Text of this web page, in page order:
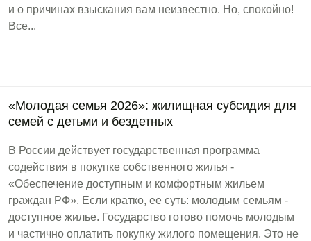
и о причинах взыскания вам неизвестно. Но, спокойно!
Все...
«Молодая семья 2026»: жилищная субсидия для
семей с детьми и бездетных
В России действует государственная программа
содействия в покупке собственного жилья -
«Обеспечение доступным и комфортным жильем
граждан РФ». Если кратко, ее суть: молодым семьям -
доступное жилье. Государство готово помочь молодым
и частично оплатить покупку жилого помещения. Это не